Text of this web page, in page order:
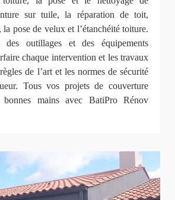
sur tuile, la réparation de toit,
pose de velux et l’étanchéité toiture.
des outillages et des équipements
chaque intervention et les travaux
de l’art et les normes de sécurité
Tous vos projets de couverture
mains avec BatiPro Rénov